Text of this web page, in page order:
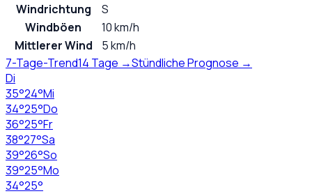
Windrichtung
S
Windböen
10 km/h
Mittlerer Wind
5 km/h
7-Tage-Trend14 Tage →Stündliche Prognose →
Di
35°24°Mi
34°25°Do
36°25°Fr
38°27°Sa
39°26°So
39°25°Mo
34°25°